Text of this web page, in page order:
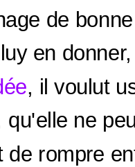
de
en
, il voulut
qu'elle ne
de rompre